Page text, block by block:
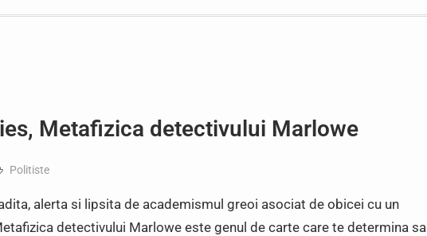
Metafizica detectivului Marlowe
Politiste
alerta si lipsita de academismul greoi asociat de obicei cu un
detectivului Marlowe este genul de carte care te determina sa